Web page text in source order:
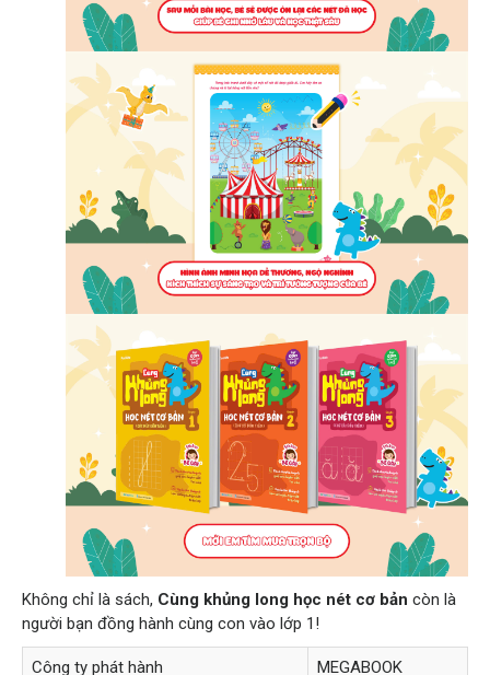
Không chỉ là sách, Cùng khủng long học nét cơ bản còn là
người bạn đồng hành cùng con vào lớp 1!
Công ty phát hành MEGABOOK